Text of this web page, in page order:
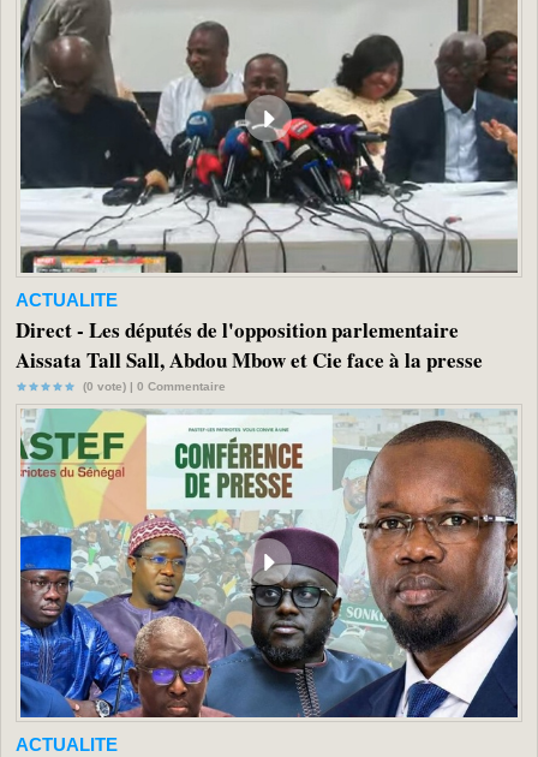
ACTUALITE
Direct - Les députés de l'opposition parlementaire
Aissata Tall Sall, Abdou Mbow et Cie face à la presse
(0 vote) | 0 Commentaire
ACTUALITE